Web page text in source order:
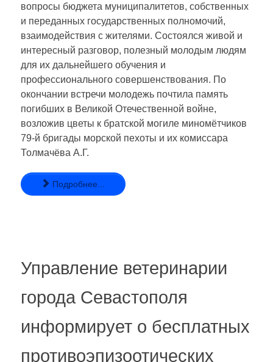
вопросы бюджета муниципалитетов, собственных
и переданных государственных полномочий,
взаимодействия с жителями. Состоялся живой и
интересный разговор, полезный молодым людям
для их дальнейшего обучения и
профессионального совершенствования. По
окончании встречи молодежь почтила память
погибших в Великой Отечественной войне,
возложив цветы к братской могиле миномётчиков
79-й бригады морской пехоты и их комиссара
Толмачёва А.Г.
Подробнее...
Управление ветеринарии
города Севастополя
информирует о бесплатных
противоэпизоотических